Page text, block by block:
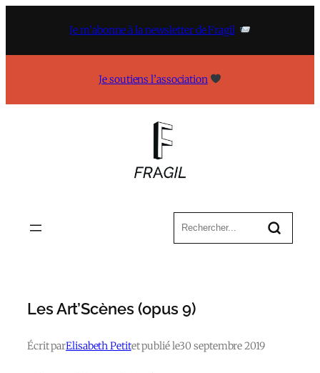
Je m’abonne à la newsletter de Fragil
Je soutiens l’association
Les Art’Scènes (opus 9)
Écrit parElisabeth Petitet publié le30 septembre 2019